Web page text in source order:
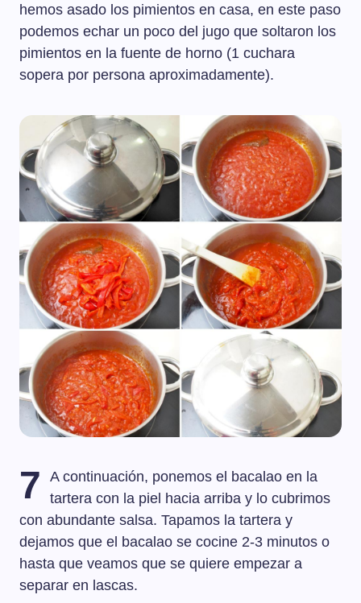
hemos asado los pimientos en casa, en este paso
podemos echar un poco del jugo que soltaron los
pimientos en la fuente de horno (1 cuchara
sopera por persona aproximadamente).
7
A continuación, ponemos el bacalao en la
tartera con la piel hacia arriba y lo cubrimos
con abundante salsa. Tapamos la tartera y
dejamos que el bacalao se cocine 2-3 minutos o
hasta que veamos que se quiere empezar a
separar en lascas.